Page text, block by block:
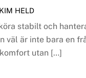
HELD
stabilt och
väl är inte bara en
utan […]